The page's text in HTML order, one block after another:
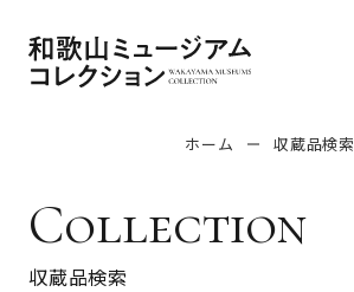
ホーム 収蔵品検索
Collection
収蔵品検索